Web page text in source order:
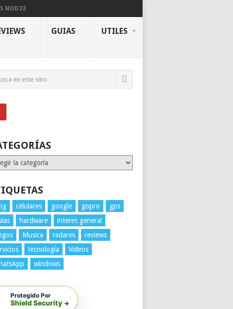
NOD32
GUIAS UTILES
celulares google gopro
gps
hardware
interes general
Musica radares
reviews
tecnología
Videos
windows
Protegido Por
Shield Security →